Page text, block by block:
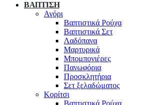
ΒΑΠΤΙΣΗ
Αγόρι
Βαπτιστικά Ρούχα
Βαπτιστικά Σετ
Λαδόπανα
Μαρτυρικά
Μπομπονιέρες
Πανωφόρια
Προσκλητήρια
Σετ ξελαδώματος
Κορίτσι
Βαπτιστικά Ρούχα